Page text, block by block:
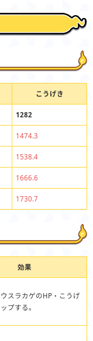
こうげき
1282
1474.3
1538.4
1666.6
1730.7
効果
スラカゲのHP・こうげ
プする。